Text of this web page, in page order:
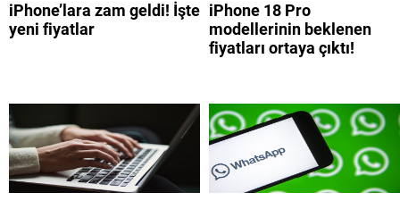
iPhone’lara zam geldi! İşte
yeni fiyatlar
iPhone 18 Pro
modellerinin beklenen
fiyatları ortaya çıktı!